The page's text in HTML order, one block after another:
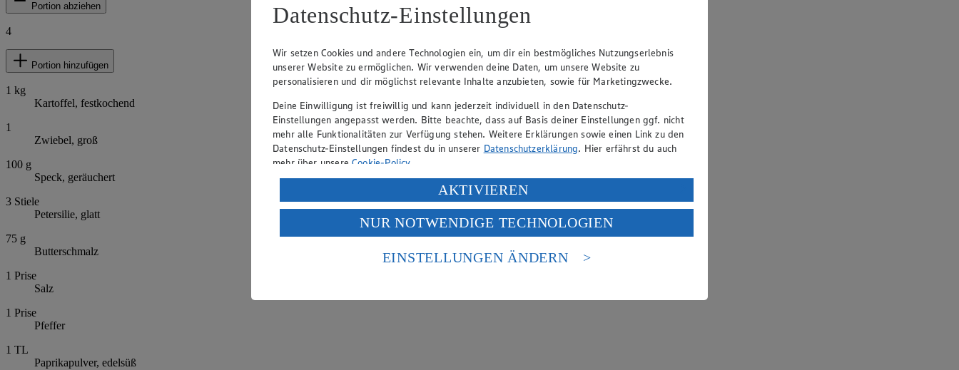
Portion abziehen
4
Portion hinzufügen
1 kg
Kartoffel, festkochend
1
Zwiebel, groß
100 g
Speck, geräuchert
3 Stiele
Petersilie, glatt
75 g
Butterschmalz
1 Prise
Salz
1 Prise
Pfeffer
1 TL
Paprikapulver, edelsüß
Datenschutz-Einstellungen
Wir setzen Cookies und andere Technologien ein, um dir ein bestmögliches Nutzungserlebnis
unserer Website zu ermöglichen. Wir verwenden deine Daten, um unsere Website zu
personalisieren und dir möglichst relevante Inhalte anzubieten, sowie für Marketingzwecke.
Deine Einwilligung ist freiwillig und kann jederzeit individuell in den Datenschutz-
Einstellungen angepasst werden. Bitte beachte, dass auf Basis deiner Einstellungen ggf. nicht
mehr alle Funktionalitäten zur Verfügung stehen. Weitere Erklärungen sowie einen Link zu den
Datenschutz-Einstellungen findest du in unserer Datenschutzerklärung. Hier erfährst du auch
mehr über unsereCookie-Policy.
Verarbeitung deiner personenbezogenen Daten in den USA durch Facebook und YouTube:
Wenn du auf „Aktivieren“ klickst, willigst du im Sinne des Art. 49 Abs. 1 Satz 1 lit. a) DSGVO
ein, dass deine Daten in den USA verarbeitet werden. Der EuGH sieht die USA als Land mit
einem nach europäischen Standards nicht angemessenen Datenschutzniveau an. Es besteht das
Risiko eines Zugriffs durch US-amerikanische Behörden.
AKTIVIEREN
NUR NOTWENDIGE TECHNOLOGIEN
EINSTELLUNGEN ÄNDERN